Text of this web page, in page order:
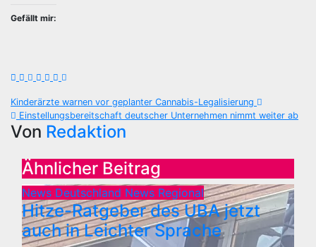
Gefällt mir:
Beitragsnavigation
Kinderärzte warnen vor geplanter Cannabis-Legalisierung
Einstellungsbereitschaft deutscher Unternehmen nimmt weiter ab
Von Redaktion
Ähnlicher Beitrag
News Deutschland News Regional
Hitze-Ratgeber des UBA jetzt
auch in Leichter Sprache